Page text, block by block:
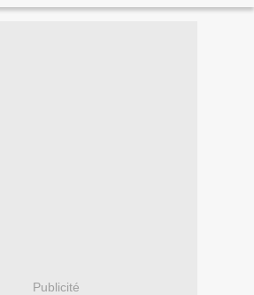
Publicité